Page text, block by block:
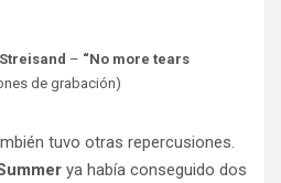
– “No more tears
de grabación)
tuvo otras repercusiones.
ya había conseguido dos